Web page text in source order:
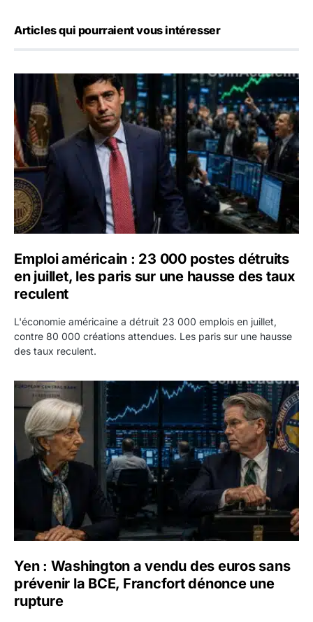
Articles qui pourraient vous intéresser
Emploi américain : 23 000 postes détruits en juillet, les
Emploi américain : 23 000 postes détruits
en juillet, les paris sur une hausse des taux
reculent
L'économie américaine a détruit 23 000 emplois en juillet,
contre 80 000 créations attendues. Les paris sur une hausse
des taux reculent.
Yen : Washington a vendu des euros sans prévenir la
Yen : Washington a vendu des euros sans
prévenir la BCE, Francfort dénonce une
rupture